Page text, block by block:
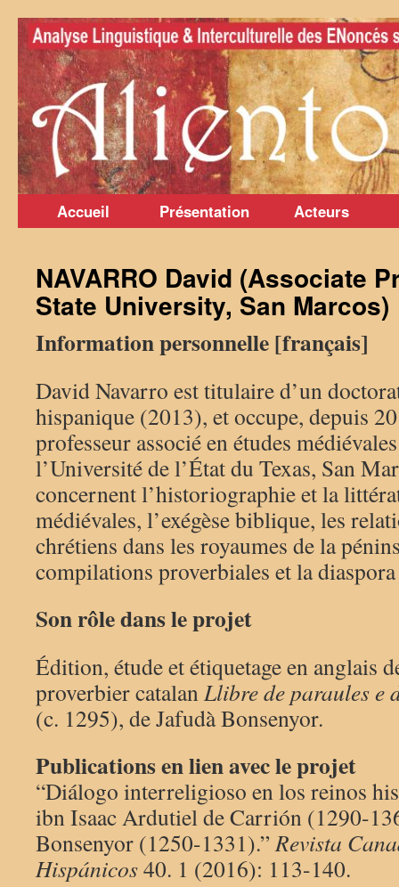
Aller
au
contenu
Accueil Présentation Acteurs
NAVARRO David (Associate
State University, San Marcos)
Information personnelle [français]
David Navarro est titulaire d’un
hispanique (2013), et occupe, depuis
professeur associé en études
l’Université de l’État du Texas, San
concernent l’historiographie et la
médiévales, l’exégèse biblique, les
chrétiens dans les royaumes de la
compilations proverbiales et la diaspora
Son rôle dans le projet
Édition, étude et étiquetage en anglais
proverbier catalanLlibre de paraules e
(c. 1295), de Jafudà Bonsenyor.
Publications en lien avec le projet
“Diálogo interreligioso en los reinos
ibn Isaac Ardutiel de Carrión (1290-
Bonsenyor (1250-1331).”Revista
Hispánicos40. 1 (2016): 113-140.